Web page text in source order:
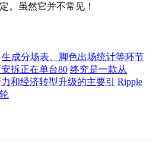
。虽然它并不常见！
生成分场表、脚色出场统计等环节
拆正在单台80 终究是一款从
和经济转型升级的主要引
Ripple